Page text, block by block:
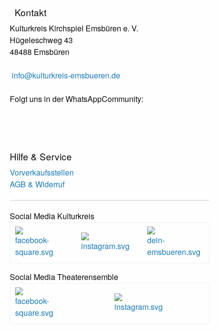
Kontakt
Kulturkreis Kirchspiel Emsbüren e. V.
Hügeleschweg 43
48488 Emsbüren
info@kulturkreis-emsbueren.de
Folgt uns in der WhatsAppCommunity:
Hilfe & Service
Vorverkaufsstellen
AGB & Widerruf
Social Media Kulturkreis
Social Media Theaterensemble